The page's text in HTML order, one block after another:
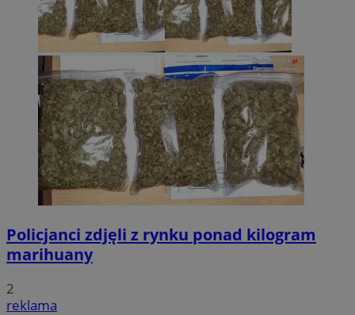
Policjanci zdjęli z rynku ponad kilogram
marihuany
2
reklama